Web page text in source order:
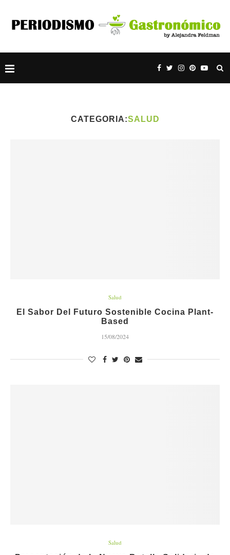
CATEGORIA:SALUD
Salud
El Sabor Del Futuro Sostenible Cocina Plant-
Based
15/08/2024
Salud